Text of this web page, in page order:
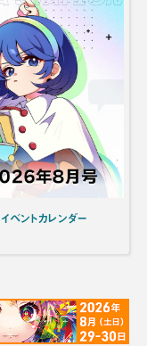
ベントカレンダー